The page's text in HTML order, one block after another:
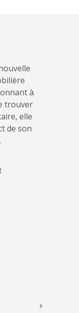
à
trouver
elle
de son